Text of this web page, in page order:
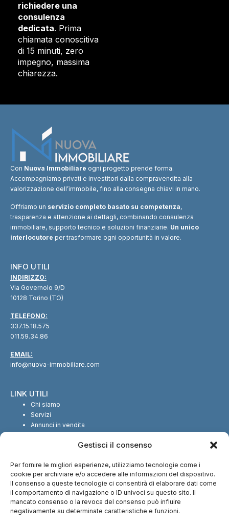
Gestisci il consenso
Per fornire le migliori esperienze, utilizziamo tecnologie come i
cookie per archiviare e/o accedere alle informazioni del dispositivo.
Il consenso a queste tecnologie ci consentirà di elaborare dati come
il comportamento di navigazione o ID univoci su questo sito. Il
mancato consenso o la revoca del consenso può influire
negativamente su determinate caratteristiche e funzioni.
richiedere una
consulenza
dedicata. Prima
chiamata conoscitiva
di 15 minuti, zero
impegno, massima
chiarezza.
Con Nuova Immobiliare ogni progetto prende forma.
Accompagniamo privati e investitori dalla compravendita alla
valorizzazione dell’immobile, fino alla consegna chiavi in mano.
Offriamo un servizio completo basato su competenza,
trasparenza e attenzione ai dettagli, combinando consulenza
immobiliare, supporto tecnico e soluzioni finanziarie. Un unico
interlocutore per trasformare ogni opportunità in valore.
INFO UTILI
INDIRIZZO:
Via Governolo 9/D
10128 Torino (TO)
TELEFONO:
337.15.18.575
011.59.34.86
EMAIL:
info@nuova-immobiliare.com
LINK UTILI
Chi siamo
Servizi
Annunci in vendita
SEGUICI SUI SOCIAL